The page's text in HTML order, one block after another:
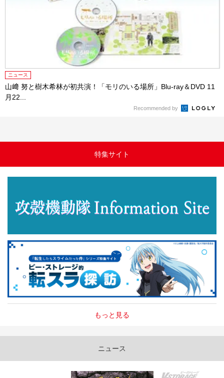
ニュース
山﨑 努と樹木希林が初共演！「モリのいる場所」Blu-ray＆DVD 11
月22...
Recommended by
特集サイト
もっと見る
ニュース